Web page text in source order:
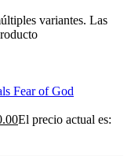
variantes. Las
Fear of God
El precio actual es: